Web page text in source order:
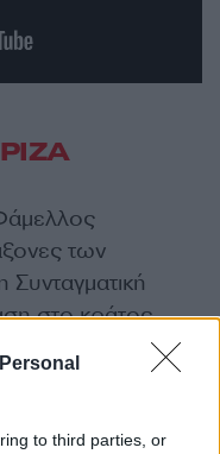
to third parties, or
των
στο κράτος
στα δημόσια
δημοκρατίας